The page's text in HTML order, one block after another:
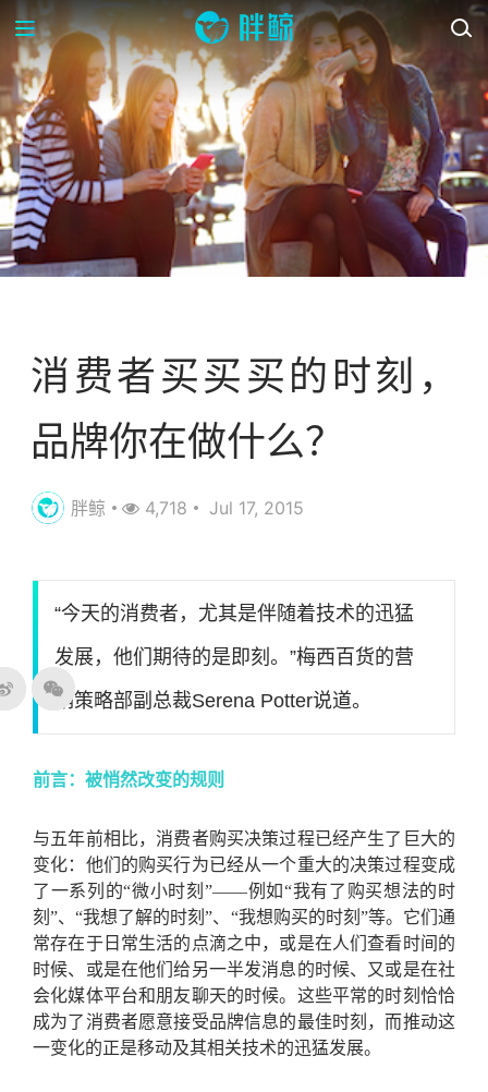
消费者买买买的时刻，
品牌你在做什么？
胖鲸 4,718 Jul 17, 2015
“今天的消费者，尤其是伴随着技术的迅猛
发展，他们期待的是即刻。”梅西百货的营
销策略部副总裁Serena Potter说道。
前言：被悄然改变的规则
与五年前相比，消费者购买决策过程已经产生了巨大的
变化：他们的购买行为已经从一个重大的决策过程变成
了一系列的“微小时刻”――例如“我有了购买想法的时
刻”、“我想了解的时刻”、“我想购买的时刻”等。它们通
常存在于日常生活的点滴之中，或是在人们查看时间的
时候、或是在他们给另一半发消息的时候、又或是在社
会化媒体平台和朋友聊天的时候。这些平常的时刻恰恰
成为了消费者愿意接受品牌信息的最佳时刻，而推动这
一变化的正是移动及其相关技术的迅猛发展。